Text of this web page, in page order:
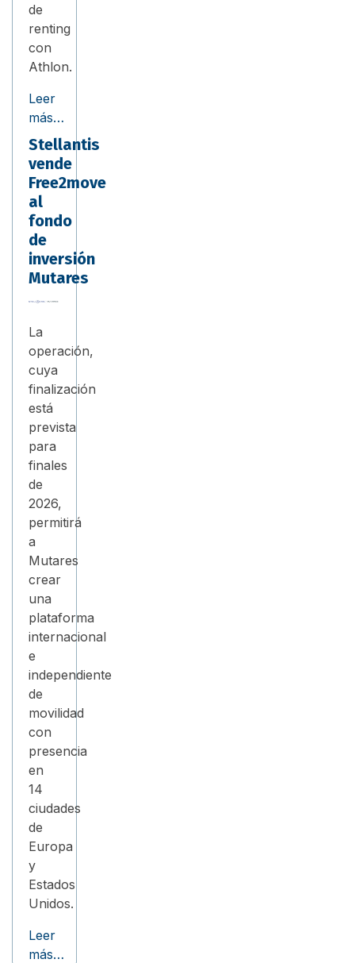
de
renting
con
Athlon.
Leer
más…
Stellantis
vende
Free2move
al
fondo
de
inversión
Mutares
La
operación,
cuya
finalización
está
prevista
para
finales
de
2026,
permitirá
a
Mutares
crear
una
plataforma
internacional
e
independiente
de
movilidad
con
presencia
en
14
ciudades
de
Europa
y
Estados
Unidos.
Leer
más…